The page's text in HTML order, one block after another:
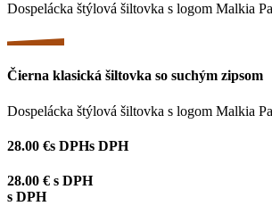
Dospelácka štýlová šiltovka s logom Malkia
Čierna klasická šiltovka so suchým zipsom
Dospelácka štýlová šiltovka s logom Malkia
28.00 €s DPHs DPH
28.00 € s DPH
s DPH